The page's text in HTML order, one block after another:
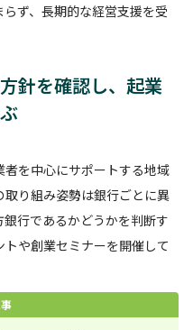
ず、長期的な経営支援を受
針を確認し、起業
を中心にサポートする地域
り組み姿勢は銀行ごとに異
行であるかどうかを判断す
や創業セミナーを開催して